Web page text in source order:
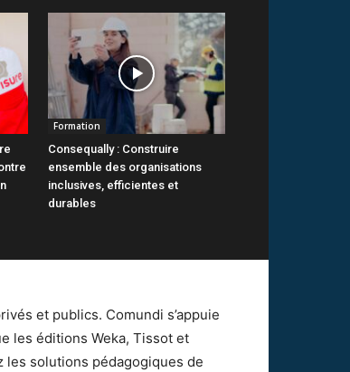
Formation
Consequally : Construire
ensemble des organisations
inclusives, efficientes et
durables
et publics. Comundi s’appuie
les éditions Weka, Tissot et
les solutions pédagogiques de